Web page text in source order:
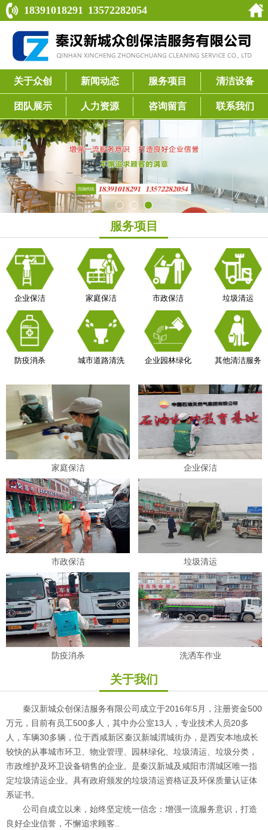
18391018291 13572282054
关于众创 新闻动态 服务项目 清洁设备
团队展示 人力资源 咨询留言 联系我们
服务项目
企业保洁 家庭保洁 市政保洁 垃圾清运
防疫消杀 城市道路清洗 企业园林绿化 其他清洁服务
家庭保洁 企业保洁
市政保洁 垃圾清运
防疫消杀 洗洒车作业
关于我们
秦汉新城众创保洁服务有限公司成立于2016年5月，注册资金500
万元，目前有员工500多人，其中办公室13人，专业技术人员20多
人，车辆30多辆，位于西咸新区秦汉新城渭城街办，是西安本地成长
较快的从事城市环卫、物业管理、园林绿化、垃圾清运、垃圾分类，
市政维护及环卫设备销售的企业。是秦汉新城及咸阳市渭城区唯一指
定垃圾清运企业。具有政府颁发的垃圾清运资格证及环保质量认证体
系证书。
公司自成立以来，始终坚定统一信念：增强一流服务意识，打造
良好企业信誉，不懈追求顾客..